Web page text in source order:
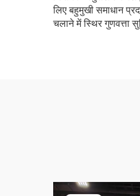
लिए बहुमुखी समाधान
चलाने में स्थिर गुणवत्ता